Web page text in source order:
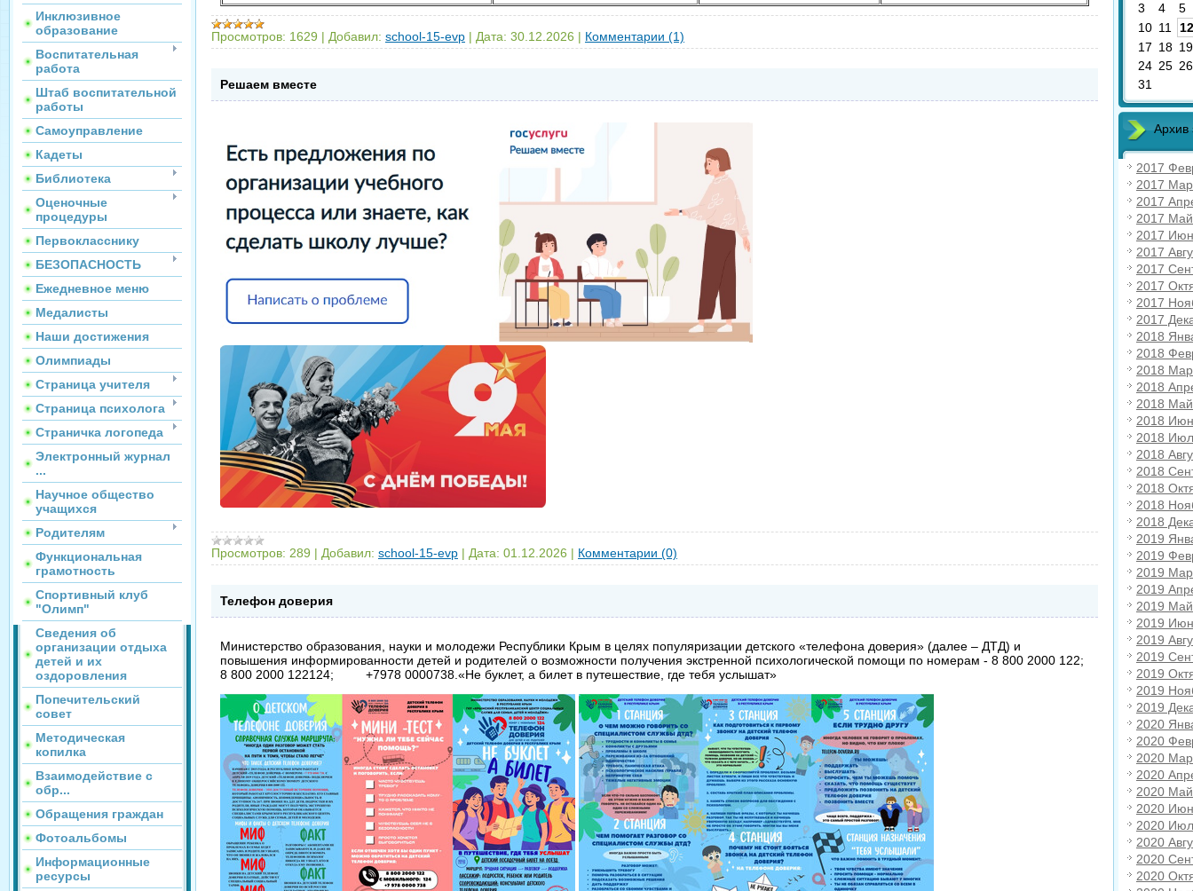
Инклюзивное
образование
Воспитательная
работа
Штаб воспитательной
работы
Самоуправление
Кадеты
Библиотека
Оценочные
процедуры
Первокласснику
БЕЗОПАСНОСТЬ
Ежедневное меню
Медалисты
Наши достижения
Олимпиады
Страница учителя
Страница психолога
Страничка логопеда
Электронный журнал
...
Научное общество
учащихся
Родителям
Функциональная
грамотность
Спортивный клуб
"Олимп"
Сведения об
организации отдыха
детей и их
оздоровления
Попечительский
совет
Методическая
копилка
Взаимодействие с
обр...
Обращения граждан
Фотоальбомы
Информационные
ресурсы
Просмотров: 1629 | Добавил: school-15-evp | Дата: 30.12.2026 | Комментарии (1)
Решаем вместе
Просмотров: 289 | Добавил: school-15-evp | Дата: 01.12.2026 | Комментарии (0)
Телефон доверия
Министерство образования, науки и молодежи Республики Крым в целях популяризации детского «телефона доверия» (далее – ДТД) и
повышения информированности детей и родителей о возможности получения экстренной психологической помощи по номерам - 8 800 2000 122;
8 800 2000 122124; +7978 0000738.«Не буклет, а билет в путешествие, где тебя услышат»
3 4
5
10 11
12
17 18 19
24 25 26
31
Архив
2017
2017
2017
2017 Май
2017
2017
2017
2017
2017
2017
2018
2018
2018
2018
2018 Май
2018
2018
2018
2018
2018
2018
2018
2019
2019
2019
2019
2019 Май
2019
2019
2019
2019
2019
2019
2020
2020
2020
2020
2020 Май
2020
2020
2020
2020
2020